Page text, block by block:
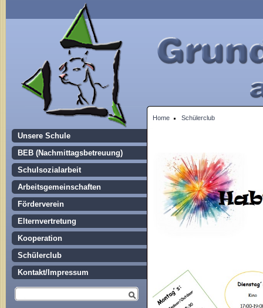
Home Schülerclub
Unsere Schule
BEB (Nachmittagsbetreuung)
Schulsozialarbeit
Arbeitsgemeinschaften
Förderverein
Elternvertretung
Kooperation
Schülerclub
Kontakt/Impressum